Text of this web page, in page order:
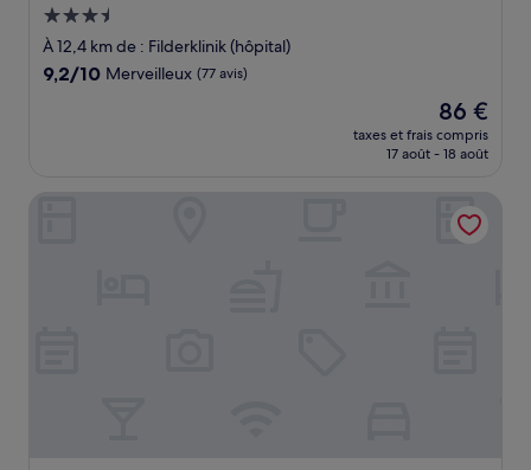
Hébergement
3.5 étoiles
À 12,4 km de : Filderklinik (hôpital)
9.2
9,2/10 Merveilleux (77 avis)
Le
nouveau
prix
de
86 €
86 €
taxes et frais compris
17 août - 18 août